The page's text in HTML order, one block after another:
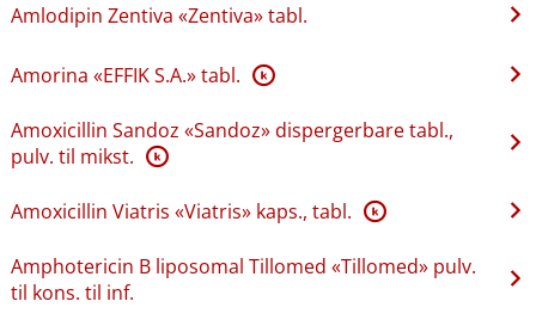
Amlodipin Zentiva «Zentiva» tabl.
Amorina «EFFIK S.A.» tabl. K
Amoxicillin Sandoz «Sandoz» dispergerbare tabl.,
pulv. til mikst. K
Amoxicillin Viatris «Viatris» kaps., tabl. K
Amphotericin B liposomal Tillomed «Tillomed» pulv.
til kons. til inf.